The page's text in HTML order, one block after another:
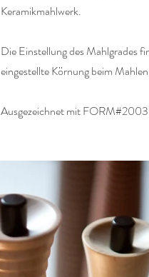
Keramikmahlwerk.
Die Einstellung des Mahlgrades
eingestellte Körnung beim
Ausgezeichnet mit FORM#2003